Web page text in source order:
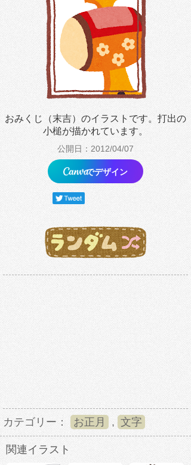
おみくじ（末吉）のイラストです。打出の
小槌が描かれています。
公開日：2012/04/07
でデザイン
カテゴリー： お正月 , 文字
関連イラスト